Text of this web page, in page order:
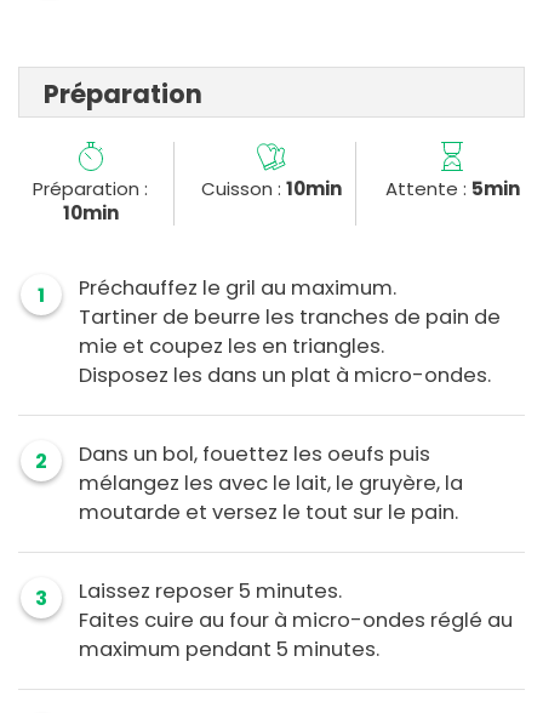
Préparation
Préparation :
10min
Cuisson : 10min Attente : 5min
1
Préchauffez le gril au maximum.
Tartiner de beurre les tranches de pain de
mie et coupez les en triangles.
Disposez les dans un plat à micro-ondes.
2
Dans un bol, fouettez les oeufs puis
mélangez les avec le lait, le gruyère, la
moutarde et versez le tout sur le pain.
3
Laissez reposer 5 minutes.
Faites cuire au four à micro-ondes réglé au
maximum pendant 5 minutes.